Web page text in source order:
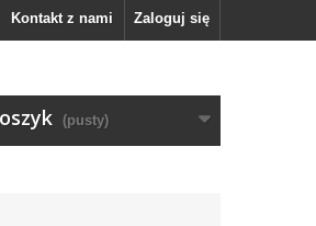
Zaloguj się
Kontakt z nami
(pusty)